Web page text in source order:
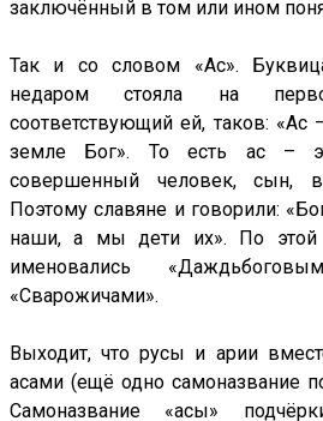
заключённый в том или ином
Так и со словом «Ас».
недаром стояла на
соответствующий ей, таков:
земле Бог». То есть ас –
совершенный человек, сын,
Поэтому славяне и говорили:
наши, а мы дети их». По этой
именовались
«Сварожичами».
Выходит, что русы и арии
асами (ещё одно самоназвание
Самоназвание «асы»